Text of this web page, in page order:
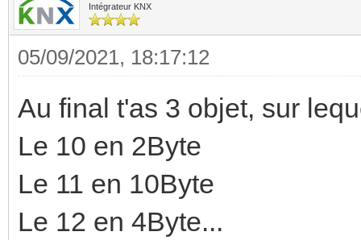
Intégrateur KNX
05/09/2021, 18:17:12
Au final t'as 3 objet, sur
Le 10 en 2Byte
Le 11 en 10Byte
Le 12 en 4Byte...